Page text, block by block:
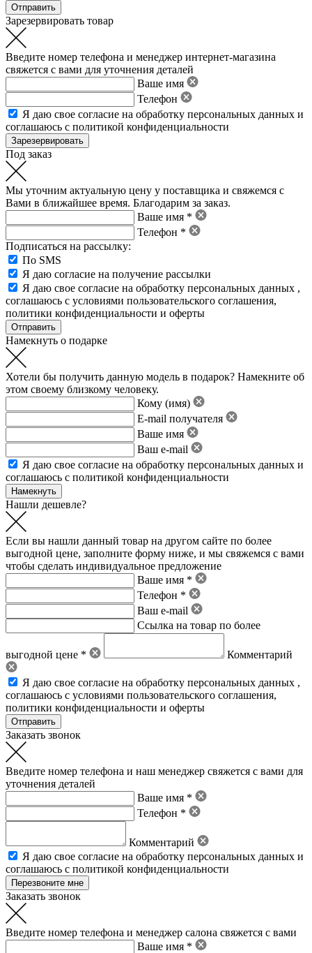
Зарезервировать товар
Введите номер телефона и менеджер интернет-магазина
свяжется с вами для уточнения деталей
Ваше имя
Телефон
Я даю свое согласие на обработку персональных данных и
соглашаюсь с политикой конфиденциальности
Под заказ
Мы уточним актуальную цену у поставщика и свяжемся с
Вами в ближайшее время. Благодарим за заказ.
Ваше имя *
Телефон *
Подписаться на рассылку:
По SMS
Я даю согласие на получение рассылки
Я даю свое согласие на обработку персональных данных ,
соглашаюсь с условиями пользовательского соглашения,
политики конфиденциальности и оферты
Намекнуть о подарке
Хотели бы получить данную модель в подарок? Намекните об
этом своему близкому человеку.
Кому (имя)
E-mail получателя
Ваше имя
Ваш e-mail
Я даю свое согласие на обработку персональных данных и
соглашаюсь с политикой конфиденциальности
Нашли дешевле?
Если вы нашли данный товар на другом сайте по более
выгодной цене, заполните форму ниже, и мы свяжемся с вами
чтобы сделать индивидуальное предложение
Ваше имя *
Телефон *
Ваш e-mail
Ссылка на товар по более
выгодной цене * Комментарий
Я даю свое согласие на обработку персональных данных ,
соглашаюсь с условиями пользовательского соглашения,
политики конфиденциальности и оферты
Заказать звонок
Введите номер телефона и наш менеджер свяжется с вами для
уточнения деталей
Ваше имя *
Телефон *
Комментарий
Я даю свое согласие на обработку персональных данных и
соглашаюсь с политикой конфиденциальности
Заказать звонок
Введите номер телефона и менеджер салона свяжется с вами
Ваше имя *